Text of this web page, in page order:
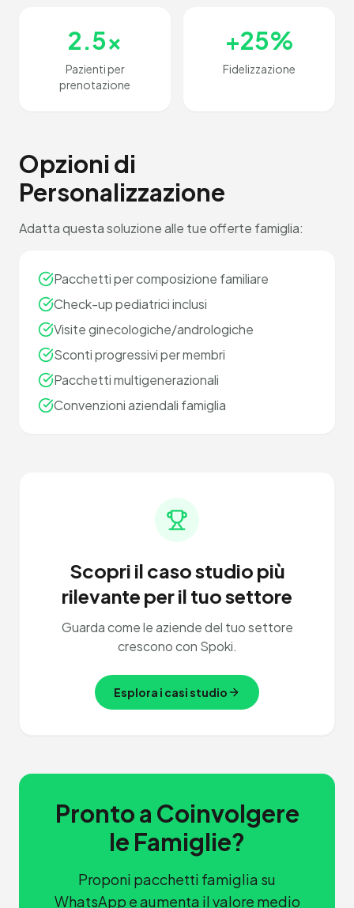
2.5x
Pazienti per
prenotazione
+25%
Fidelizzazione
Opzioni di
Personalizzazione
Adatta questa soluzione alle tue offerte famiglia:
Pacchetti per composizione familiare
Check-up pediatrici inclusi
Visite ginecologiche/andrologiche
Sconti progressivi per membri
Pacchetti multigenerazionali
Convenzioni aziendali famiglia
Scopri il caso studio più
rilevante per il tuo settore
Guarda come le aziende del tuo settore
crescono con Spoki.
Esplora i casi studio
Pronto a Coinvolgere
le Famiglie?
Proponi pacchetti famiglia su
WhatsApp e aumenta il valore medio